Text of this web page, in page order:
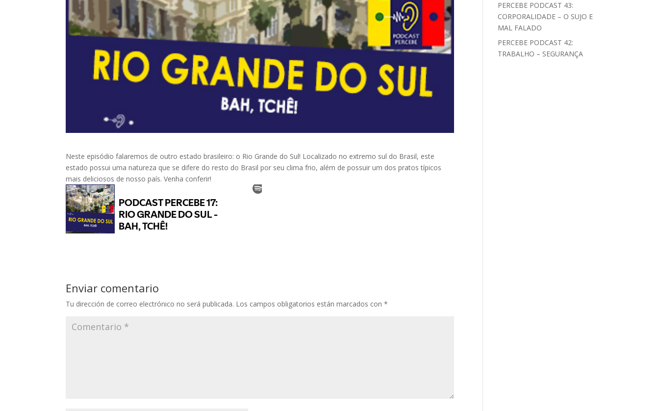
Neste episódio falaremos de outro estado brasileiro: o Rio Grande do Sul! Localizado no extremo sul do Brasil, este
estado possui uma natureza que se difere do resto do Brasil por seu clima frio, além de possuir um dos pratos típicos
mais deliciosos de nosso país. Venha conferir!
Enviar comentario
Tu dirección de correo electrónico no será publicada. Los campos obligatorios están marcados con*
PERCEBE PODCAST 43:
CORPORALIDADE – O SUJO E
MAL FALADO
PERCEBE PODCAST 42:
TRABALHO – SEGURANÇA